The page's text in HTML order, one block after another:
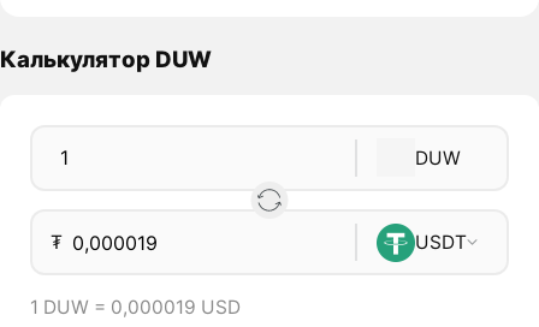
Калькулятор DUW
DUW
₮ USDT
1 DUW = 0,000019 USD